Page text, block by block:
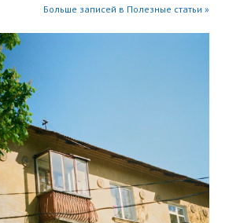
Больше записей в Полезные статьи »